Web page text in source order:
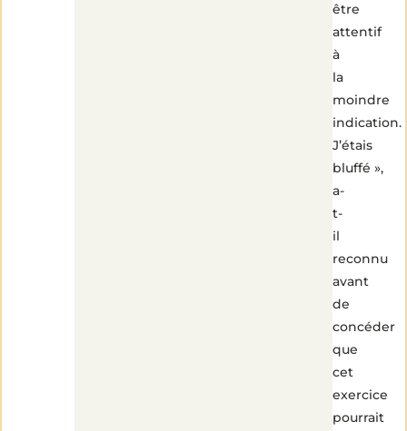
être
attentif
à
la
moindre
indication.
J’étais
bluffé »,
a-
t-
il
reconnu
avant
de
concéder
que
cet
exercice
pourrait